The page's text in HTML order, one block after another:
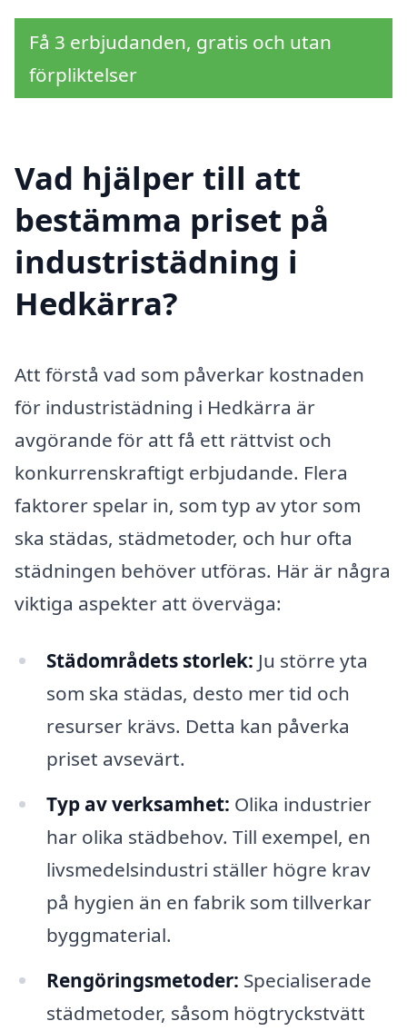
Få 3 erbjudanden, gratis och utan
förpliktelser
Vad hjälper till att
bestämma priset på
industristädning i
Hedkärra?
Att förstå vad som påverkar kostnaden
för industristädning i Hedkärra är
avgörande för att få ett rättvist och
konkurrenskraftigt erbjudande. Flera
faktorer spelar in, som typ av ytor som
ska städas, städmetoder, och hur ofta
städningen behöver utföras. Här är några
viktiga aspekter att överväga:
Städområdets storlek: Ju större yta
som ska städas, desto mer tid och
resurser krävs. Detta kan påverka
priset avsevärt.
Typ av verksamhet: Olika industrier
har olika städbehov. Till exempel, en
livsmedelsindustri ställer högre krav
på hygien än en fabrik som tillverkar
byggmaterial.
Rengöringsmetoder: Specialiserade
städmetoder, såsom högtryckstvätt